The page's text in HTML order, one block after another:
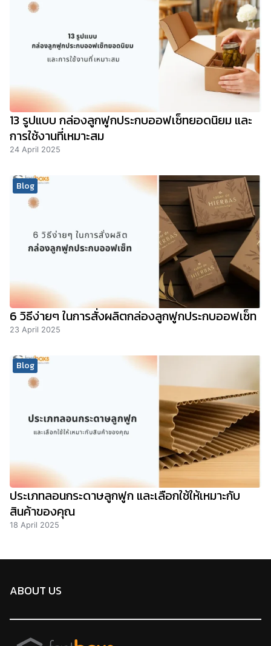
13 รูปแบบ กล่องลูกฟูกประกบออฟเซ็ทยอดนิยม และ
การใช้งานที่เหมาะสม
24 April 2025
Blog
6 วิธีง่ายๆ ในการสั่งผลิตกล่องลูกฟูกประกบออฟเซ็ท
23 April 2025
Blog
ประเภทลอนกระดาษลูกฟูก และเลือกใช้ให้เหมาะกับ
สินค้าของคุณ
18 April 2025
ABOUT US